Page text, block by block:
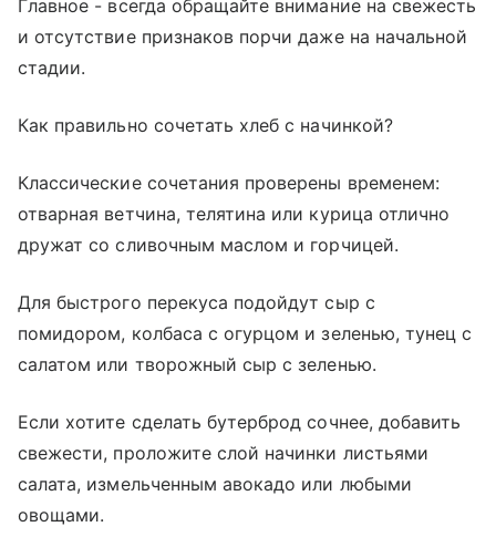
Главное - всегда обращайте внимание на свежесть
и отсутствие признаков порчи даже на начальной
стадии.
Как правильно сочетать хлеб с начинкой?
Классические сочетания проверены временем:
отварная ветчина, телятина или курица отлично
дружат со сливочным маслом и горчицей.
Для быстрого перекуса подойдут сыр с
помидором, колбаса с огурцом и зеленью, тунец с
салатом или творожный сыр с зеленью.
Если хотите сделать бутерброд сочнее, добавить
свежести, проложите слой начинки листьями
салата, измельченным авокадо или любыми
овощами.